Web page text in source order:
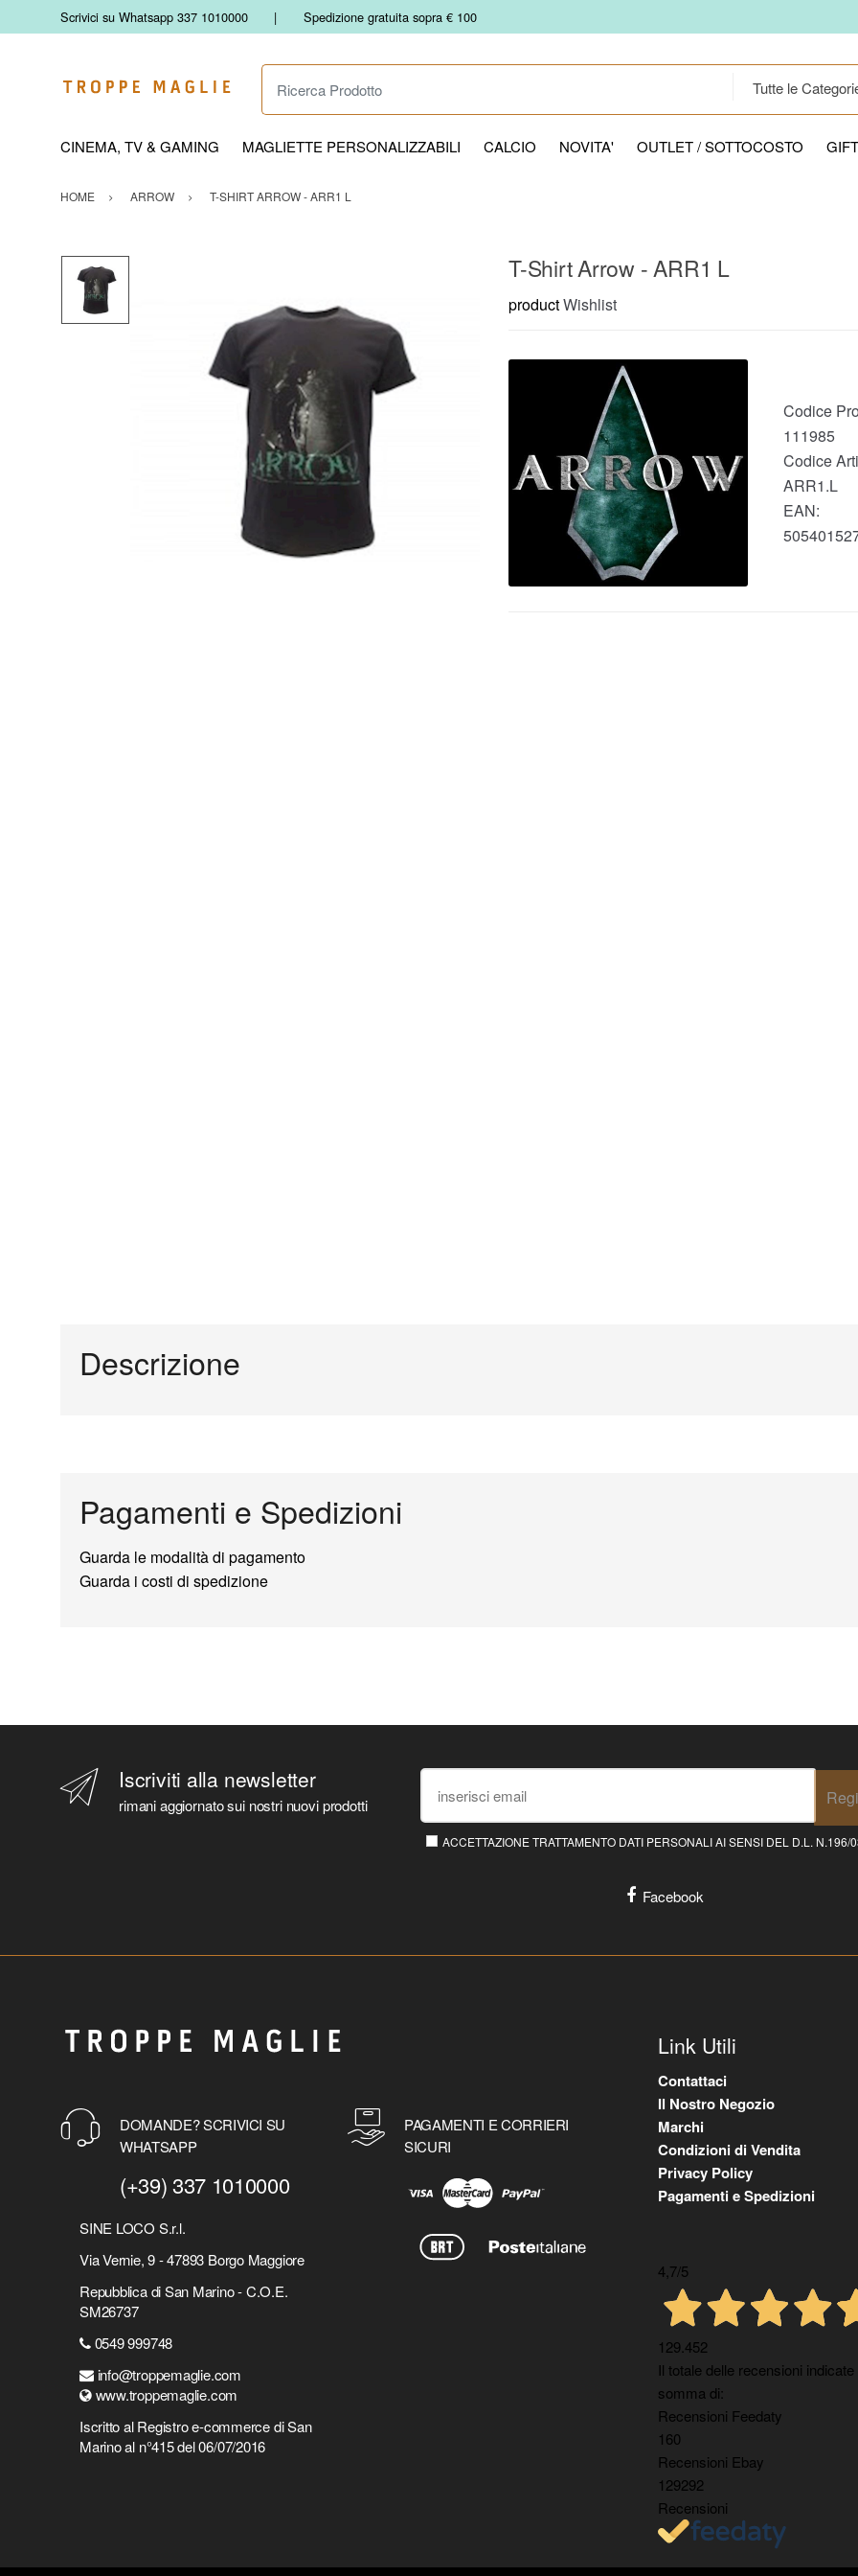
Scrivici su Whatsapp 337 1010000 Spedizione gratuita sopra € 100
Ricerca Prodotto
CINEMA, TV & GAMING MAGLIETTE PERSONALIZZABILI CALCIO NOVITA' OUTLET / SOTTOCOSTO
HOME ARROW T-SHIRT ARROW - ARR1 L
T-Shirt Arrow - ARR1 L
productWishlist
Codice
111985
Codice
ARR1.L
EAN:
Descrizione
Pagamenti e Spedizioni
Guarda le modalità di pagamento
Guarda i costi di spedizione
Iscriviti alla newsletter
rimani aggiornato sui nostri nuovi prodotti
ACCETTAZIONE TRATTAMENTO DATI PERSONALI AI SENSI DEL D.L.
Facebook
DOMANDE? SCRIVICI SU
WHATSAPP
(+39) 337 1010000
SINE LOCO S.r.l.
Via Vernie, 9 - 47893 Borgo Maggiore
Repubblica di San Marino - C.O.E.
SM26737
0549 999748
info@troppemaglie.com
www.troppemaglie.com
Iscritto al Registro e-commerce di San
Marino al n°415 del 06/07/2016
PAGAMENTI E CORRIERI
SICURI
Link Utili
Contattaci
Il Nostro Negozio
Marchi
Condizioni di Vendita
Privacy Policy
Pagamenti e Spedizioni
4,7/5
129.452
Il totale delle recensioni
somma di:
Recensioni Feedaty
160
Recensioni Ebay
129292
Recensioni